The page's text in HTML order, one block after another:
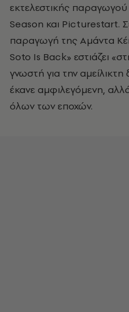
εκτελεστικής
Season και Picturestart.
παραγωγή της Αμάντα
Soto Is Back» εστιάζει
γνωστή για την
έκανε αμφιλεγόμενη,
όλων των εποχών.